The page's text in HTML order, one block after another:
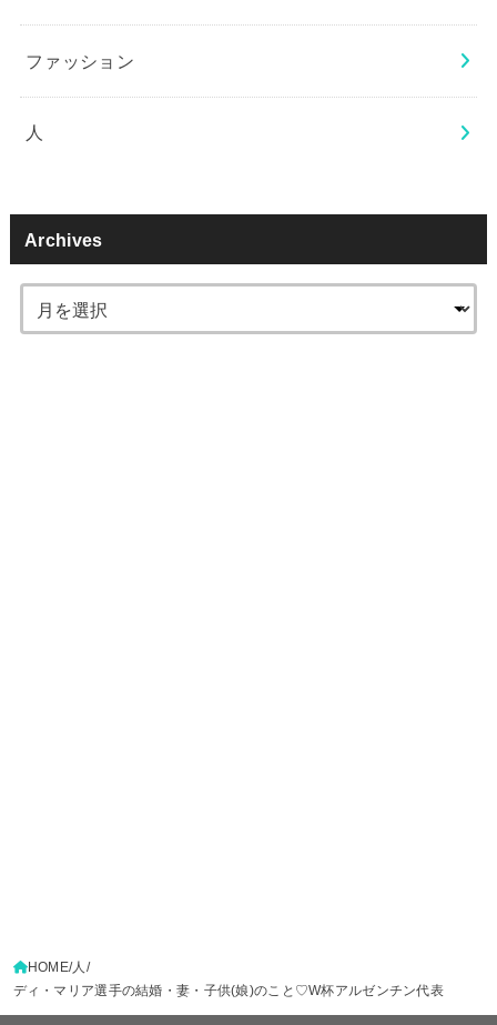
ファッション
人
Archives
HOME 人
ディ・マリア選手の結婚・妻・子供(娘)のこと♡W杯アルゼンチン代表